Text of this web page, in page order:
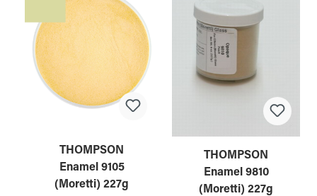
THOMPSON
Enamel 9105
(Moretti) 227g
THOMPSON
Enamel 9810
(Moretti) 227g